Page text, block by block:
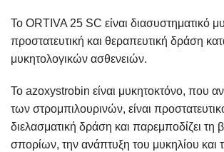
Το ORTIVA 25 SC είναι διασυστηματικό
προστατευτική και θεραπευτική δράση
μυκητολογικών ασθενειών.
Το azoxystrobin είναι μυκητοκτόνο, που
των στρομπιλουρινών, είναι
διελασματική δράση και παρεμποδίζει τη
σπορίων, την ανάπτυξη του μυκηλίου